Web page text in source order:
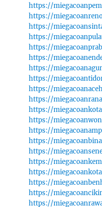
https://
https://
https://
https://
https://
https://
https://
https://
https://
https://
https://
https://
https://
https://
https://
https://
https://
https://
https://
https://